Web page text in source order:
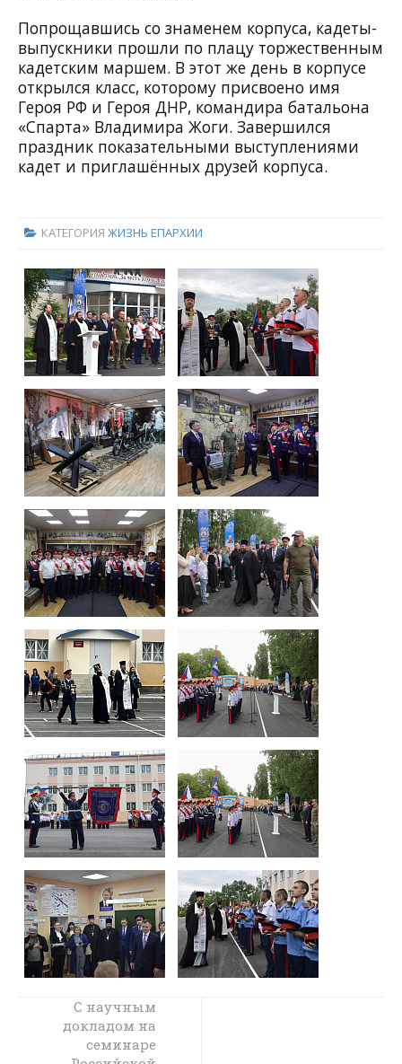
Попрощавшись со знаменем корпуса, кадеты-
выпускники прошли по плацу торжественным
кадетским маршем. В этот же день в корпусе
открылся класс, которому присвоено имя
Героя РФ и Героя ДНР, командира батальона
«Спарта» Владимира Жоги. Завершился
праздник показательными выступлениями
кадет и приглашённых друзей корпуса.
КАТЕГОРИЯ ЖИЗНЬ ЕПАРХИИ
Епархиальный
древлехранитель
провел
С научным
докладом на
семинаре